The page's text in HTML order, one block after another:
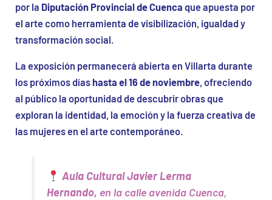
por la Diputación Provincial de Cuenca que apuesta por
el arte como herramienta de visibilización, igualdad y
transformación social.
La exposición permanecerá abierta en Villarta durante
los próximos díashasta el 16 de noviembre, ofreciendo
al público la oportunidad de descubrir obras que
exploran la identidad, la emoción y la fuerza creativa de
las mujeres en el arte contemporáneo.
Aula Cultural Javier Lerma
Hernando, en la calle avenida Cuenca,